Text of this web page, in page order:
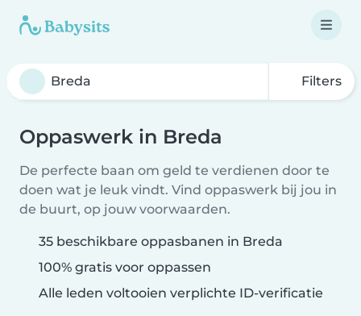
Filters
Oppaswerk in Breda
De perfecte baan om geld te verdienen door te
doen wat je leuk vindt. Vind oppaswerk bij jou in
de buurt, op jouw voorwaarden.
35 beschikbare oppasbanen in Breda
100% gratis voor oppassen
Alle leden voltooien verplichte ID-verificatie